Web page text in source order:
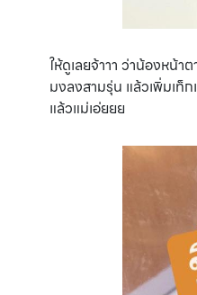
ให้ดูเลยจ้าาา ว่าน้องหน้
มงลงสามรุ่น แล้วเพิ่มเท็
แล้วแม่เอ่ยยย